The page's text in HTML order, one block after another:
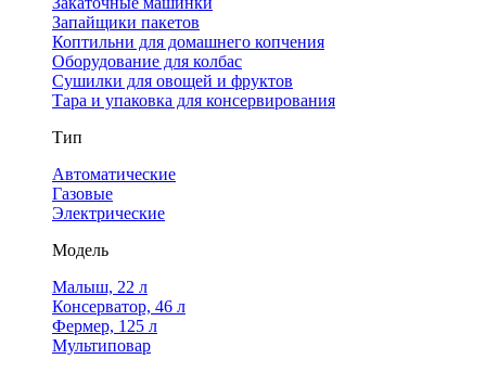
Запайщики пакетов
Коптильни для домашнего копчения
Оборудование для колбас
Сушилки для овощей и фруктов
Тара и упаковка для консервирования
Тип
Автоматические
Газовые
Электрические
Модель
Малыш, 22 л
Консерватор, 46 л
Фермер, 125 л
Мультиповар